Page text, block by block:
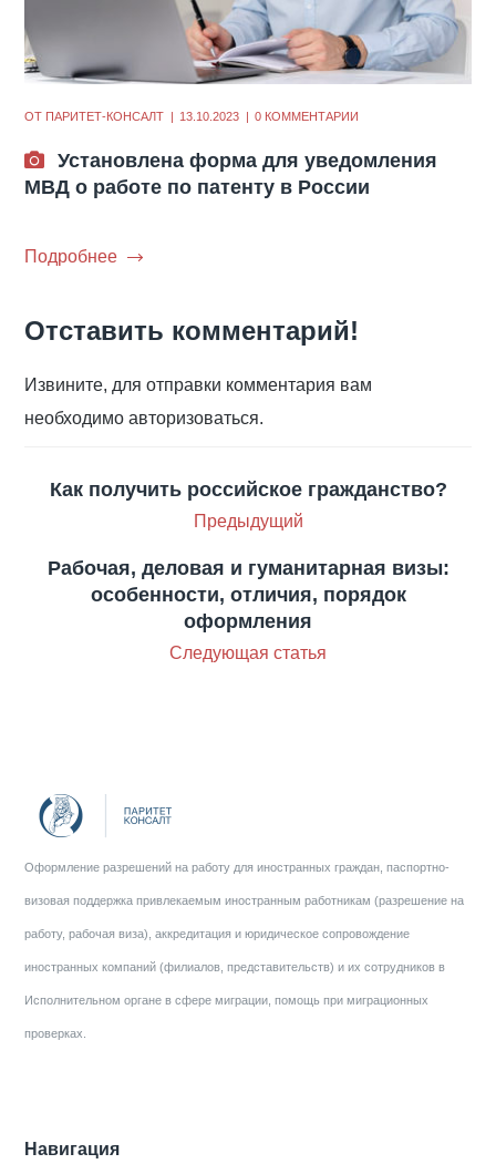
ОТ ПАРИТЕТ-КОНСАЛТ 13.10.2023 0 КОММЕНТАРИИ
Установлена форма для уведомления
МВД о работе по патенту в России
Подробнее
Отставить комментарий!
Извините, для отправки комментария вам
необходимо авторизоваться.
Как получить российское гражданство?
Предыдущий
Рабочая, деловая и гуманитарная визы:
особенности, отличия, порядок
оформления
Следующая статья
Оформление разрешений на работу для иностранных граждан, паспортно-
визовая поддержка привлекаемым иностранным работникам (разрешение на
работу, рабочая виза), аккредитация и юридическое сопровождение
иностранных компаний (филиалов, представительств) и их сотрудников в
Исполнительном органе в сфере миграции, помощь при миграционных
проверках.
Навигация